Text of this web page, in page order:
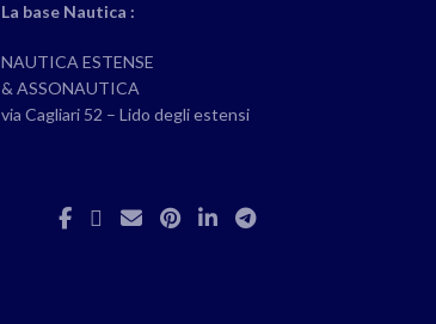
La base Nautica :
NAUTICA ESTENSE
& ASSONAUTICA
via Cagliari 52 – Lido degli estensi